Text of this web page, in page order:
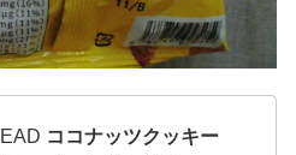
ココナッツクッキー